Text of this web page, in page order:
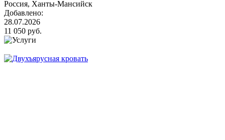
Россия, Ханты-Мансийск
Добавлено:
28.07.2026
11 050 руб.